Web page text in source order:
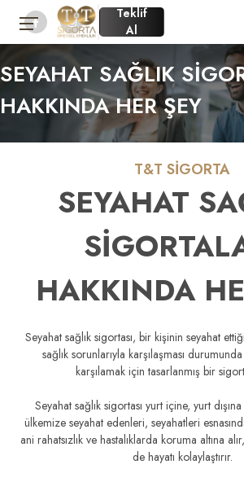
Teklif
Al
SEYAHAT SAĞLIK
HAKKINDA HER ŞEY
T&T SİGORTA
SEYAHAT
HAKKINDA
Seyahat sağlık sigortası, bir kişinin seyahat
sağlık sorunlarıyla karşılaşması durumunda
karşılamak için tasarlanmış bir
Seyahat sağlık sigortası yurt içine, yurt
ülkemize seyahat edenleri, seyahatleri
ani rahatsızlık ve hastalıklarda koruma altına
de hayatı kolaylaştırır.